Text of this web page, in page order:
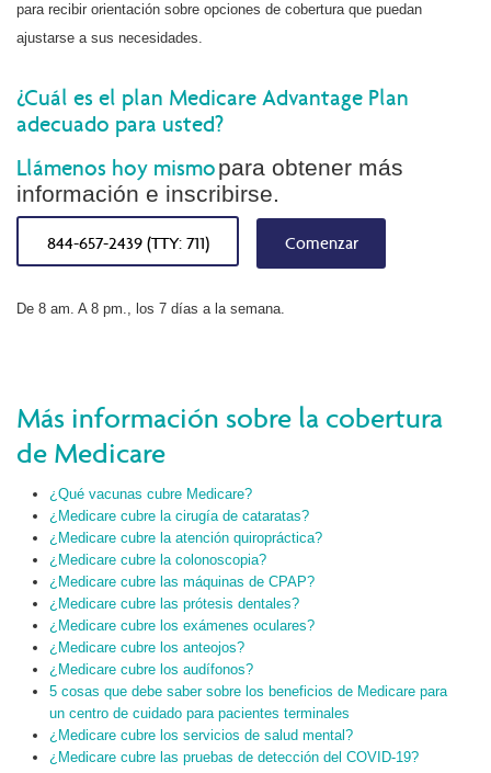
para recibir orientación sobre opciones de cobertura que puedan
ajustarse a sus necesidades.
¿Cuál es el plan Medicare Advantage Plan
adecuado para usted?
Llámenos hoy mismopara obtener más
información e inscribirse.
844-657-2439 (TTY: 711) Comenzar
De 8 am. A 8 pm., los 7 días a la semana.
Más información sobre la cobertura
de Medicare
¿Qué vacunas cubre Medicare?
¿Medicare cubre la cirugía de cataratas?
¿Medicare cubre la atención quiropráctica?
¿Medicare cubre la colonoscopia?
¿Medicare cubre las máquinas de CPAP?
¿Medicare cubre las prótesis dentales?
¿Medicare cubre los exámenes oculares?
¿Medicare cubre los anteojos?
¿Medicare cubre los audífonos?
5 cosas que debe saber sobre los beneficios de Medicare para
un centro de cuidado para pacientes terminales
¿Medicare cubre los servicios de salud mental?
¿Medicare cubre las pruebas de detección del COVID-19?